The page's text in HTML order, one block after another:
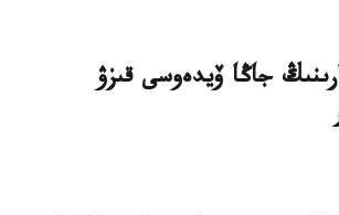
جاڭا ۆيدەوسى قىزۋ